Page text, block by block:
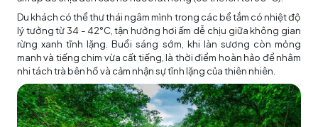
Du khách có thể thư thái ngâm mình trong các bể tắm có nhiệt độ
lý tưởng từ 34 - 42°C, tận hưởng hơi ấm dễ chịu giữa không gian
rừng xanh tĩnh lặng. Buổi sáng sớm, khi làn sương còn mỏng
manh và tiếng chim vừa cất tiếng, là thời điểm hoàn hảo để nhâm
nhi tách trà bên hồ và cảm nhận sự tĩnh lặng của thiên nhiên.